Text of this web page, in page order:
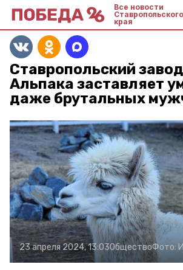
Все новости
Ставропольского
края
Ставропольский
Альпака заставляет
даже брутальных
23 апреля 2024, 13:03ОбществоФото: